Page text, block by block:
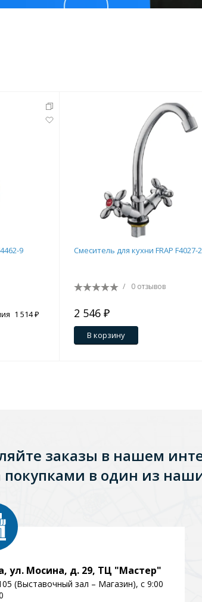
9
1 514 ₽
Смеситель для кухни FRAP F4027-2
/ 0 отзывов
2 546 ₽
В корзину
заказы в нашем
в один из
ул. Мосина, д. 29, ТЦ "Мастер"
(Выставочный зал – Магазин), с 9:00